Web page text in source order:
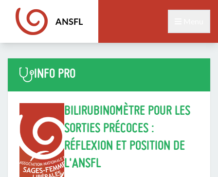
ANSFL
INFO PRO
BILIRUBINOMÈTRE POUR LES
SORTIES PRÉCOCES :
RÉFLEXION ET POSITION DE
L'ANSFL